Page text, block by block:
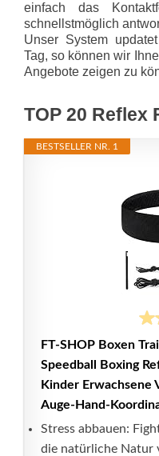
einfach das
schnellstmöglich
Unser System
Tag, so können wir
Angebote zeigen zu
TOP 20 Reflex
BESTSELLER NR. 1
FT-SHOP Boxen
Speedball Boxing
Kinder Erwachsene
Auge-Hand-
Stress abbauen:
die natürliche Natur